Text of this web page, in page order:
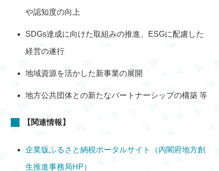
や認知度の向上
SDGs達成に向けた取組みの推進、ESGに配慮した
経営の遂行
地域資源を活かした新事業の展開
地方公共団体との新たなパートナーシップの構築 等
【関連情報】
企業版ふるさと納税ポータルサイト（内閣府地方創
生推進事務局HP）